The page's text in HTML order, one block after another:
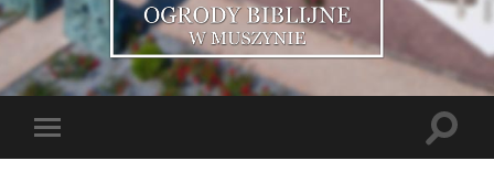
Muszyńskie
Ogrody
Biblijne
mobile
Toggle